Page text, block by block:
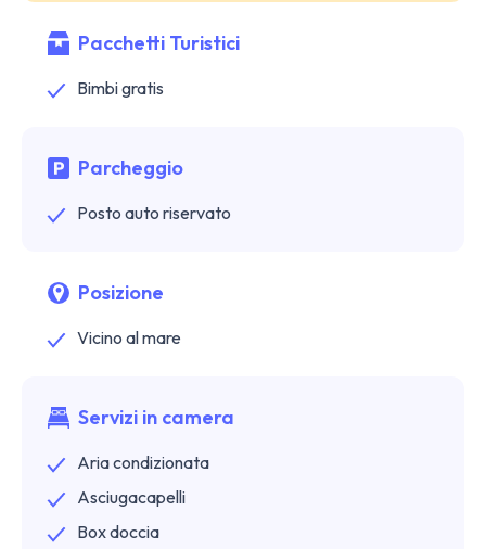
Pacchetti Turistici
Bimbi gratis
Parcheggio
Posto auto riservato
Posizione
Vicino al mare
Servizi in camera
Aria condizionata
Asciugacapelli
Box doccia